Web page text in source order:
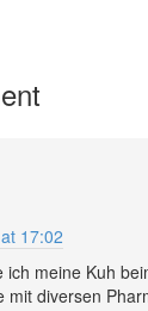
17:02
ich meine Kuh
mit diversen